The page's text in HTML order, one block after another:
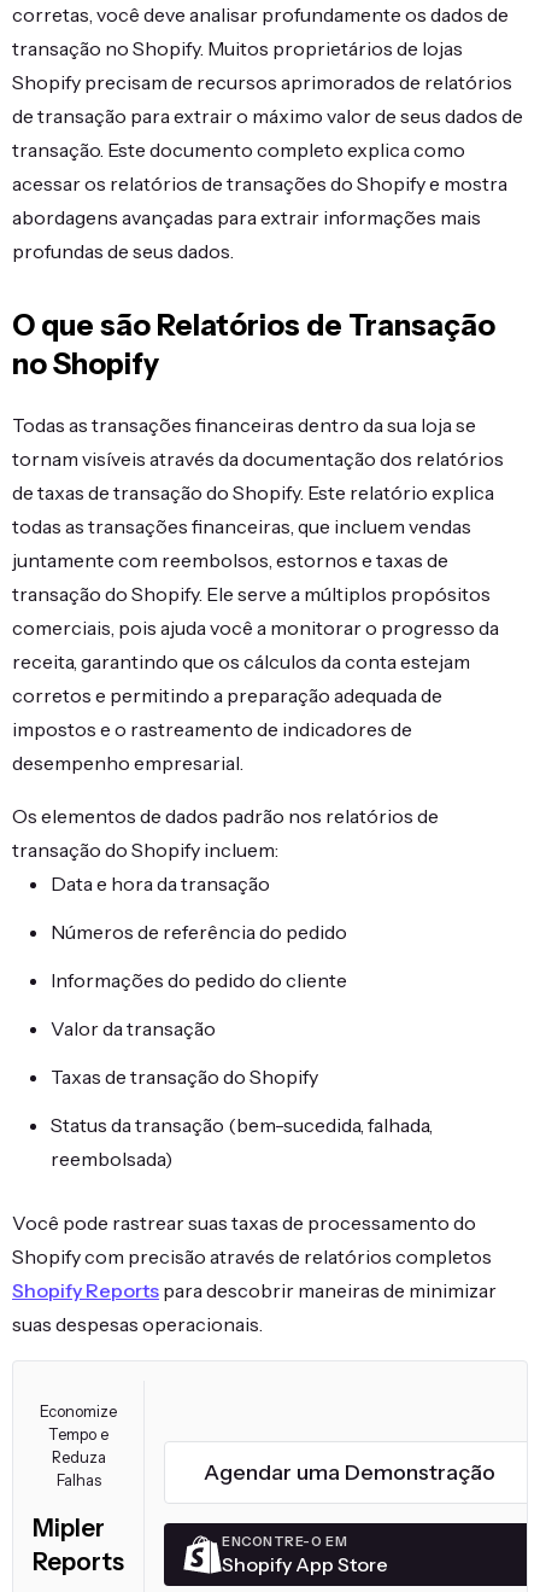
corretas, você deve analisar profundamente os dados de
transação no Shopify. Muitos proprietários de lojas
Shopify precisam de recursos aprimorados de relatórios
de transação para extrair o máximo valor de seus dados de
transação. Este documento completo explica como
acessar os relatórios de transações do Shopify e mostra
abordagens avançadas para extrair informações mais
profundas de seus dados.
O que são Relatórios de Transação
no Shopify
Todas as transações financeiras dentro da sua loja se
tornam visíveis através da documentação dos relatórios
de taxas de transação do Shopify. Este relatório explica
todas as transações financeiras, que incluem vendas
juntamente com reembolsos, estornos e taxas de
transação do Shopify. Ele serve a múltiplos propósitos
comerciais, pois ajuda você a monitorar o progresso da
receita, garantindo que os cálculos da conta estejam
corretos e permitindo a preparação adequada de
impostos e o rastreamento de indicadores de
desempenho empresarial.
Os elementos de dados padrão nos relatórios de
transação do Shopify incluem:
Data e hora da transação
Números de referência do pedido
Informações do pedido do cliente
Valor da transação
Taxas de transação do Shopify
Status da transação (bem-sucedida, falhada,
reembolsada)
Você pode rastrear suas taxas de processamento do
Shopify com precisão através de relatórios completos
Shopify Reports para descobrir maneiras de minimizar
suas despesas operacionais.
Economize
Tempo e
Reduza
Falhas
Mipler
Reports
Agendar uma Demonstração
ENCONTRE-O EM
Shopify App Store